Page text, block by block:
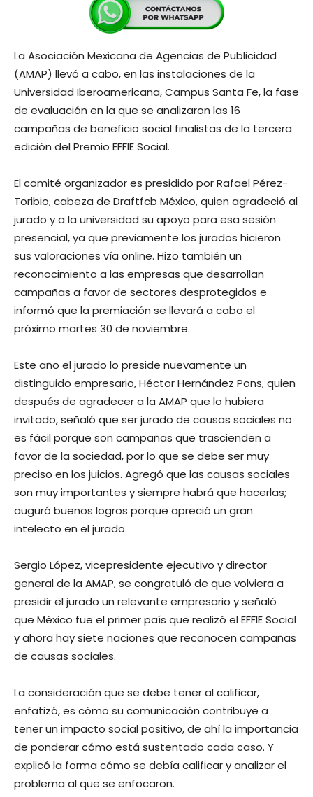
La Asociación Mexicana de Agencias de Publicidad
(AMAP) llevó a cabo, en las instalaciones de la
Universidad Iberoamericana, Campus Santa Fe, la fase
de evaluación en la que se analizaron las 16
campañas de beneficio social finalistas de la tercera
edición del Premio EFFIE Social.
El comité organizador es presidido por Rafael Pérez-
Toribio, cabeza de Draftfcb México, quien agradeció al
jurado y a la universidad su apoyo para esa sesión
presencial, ya que previamente los jurados hicieron
sus valoraciones vía online. Hizo también un
reconocimiento a las empresas que desarrollan
campañas a favor de sectores desprotegidos e
informó que la premiación se llevará a cabo el
próximo martes 30 de noviembre.
Este año el jurado lo preside nuevamente un
distinguido empresario, Héctor Hernández Pons, quien
después de agradecer a la AMAP que lo hubiera
invitado, señaló que ser jurado de causas sociales no
es fácil porque son campañas que trascienden a
favor de la sociedad, por lo que se debe ser muy
preciso en los juicios. Agregó que las causas sociales
son muy importantes y siempre habrá que hacerlas;
auguró buenos logros porque apreció un gran
intelecto en el jurado.
Sergio López, vicepresidente ejecutivo y director
general de la AMAP, se congratuló de que volviera a
presidir el jurado un relevante empresario y señaló
que México fue el primer país que realizó el EFFIE Social
y ahora hay siete naciones que reconocen campañas
de causas sociales.
La consideración que se debe tener al calificar,
enfatizó, es cómo su comunicación contribuye a
tener un impacto social positivo, de ahí la importancia
de ponderar cómo está sustentado cada caso. Y
explicó la forma cómo se debía calificar y analizar el
problema al que se enfocaron.